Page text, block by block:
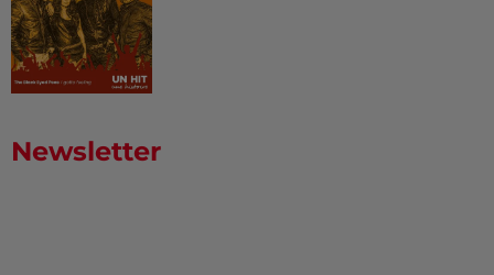
Newsletter